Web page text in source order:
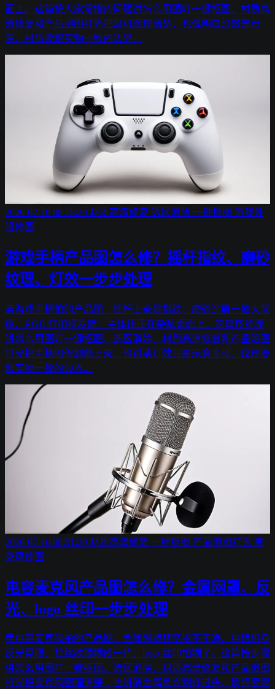
面上。这篇按大家常搜的问题讲怎么用图叮一键抠图、材质高
清修复和产品溶图打光把耳机图理清楚，也说明白灯效是示
意、材质要跟实物一致的边界。
2026-07-10 08:18:20 材质高清修复 选区消除 一键抠图 游戏外
设修图
游戏手柄产品图怎么修？摇杆指纹、磨砂
纹理、灯效一步步处理
卖游戏手柄拍的产品图，摇杆上全是指纹、磨砂涂层一放大就
糊、RGB 灯拍得发暗，主体还压在杂乱桌面上。这篇按步骤
讲怎么用图叮一键抠图、选区消除、材质高清修复和产品溶图
打光把手柄图修到能上架，也讲清灯效只是示意呈现、纹理要
跟实物一致的边界。
2026-07-10 08:01:20 材质高清修复 一键抠图 产品溶图打光 麦
克风修图
电容麦克风产品图怎么修？金属网罩、反
光、logo 丝印一步步处理
卖电容麦克风拍的产品图，金属网罩镂空抠不干净、电镀机身
反光晃眼、拉丝纹理糊成一片、logo 丝印拍糊了。这篇按步骤
讲怎么用图叮一键抠图、选区消除、材质高清修复和产品溶图
打光把麦克风图理清楚，也讲清金属反光别修过头、质感要跟